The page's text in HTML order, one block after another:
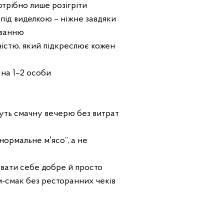
лише розігріти
виделкою – ніжне завдяки
який підкреслює кожен
1–2 особи
смачну вечерю без витрат
мʼясо”, а не
себе добре й просто
без ресторанних чеків